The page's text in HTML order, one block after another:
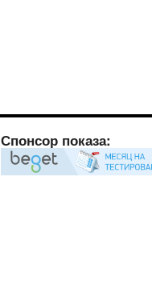
Спонсор показа: